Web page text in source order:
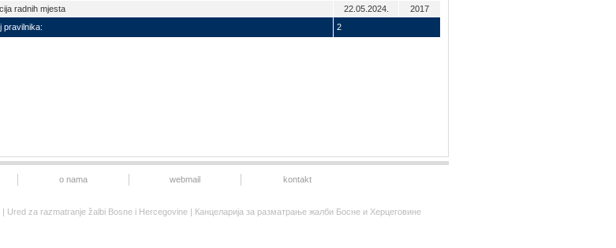
radnih mjesta 22.05.2024.
2017
pravilnika: 2
o nama webmail kontakt
Ured za razmatranje žalbi Bosne i Hercegovine | Канцеларија за разматрање жалби Босне и Херцеговине